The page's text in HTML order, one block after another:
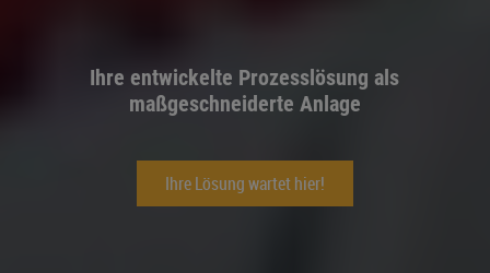
Ihre entwickelte Prozesslösung als
maßgeschneiderte Anlage
Ihre Lösung wartet hier!